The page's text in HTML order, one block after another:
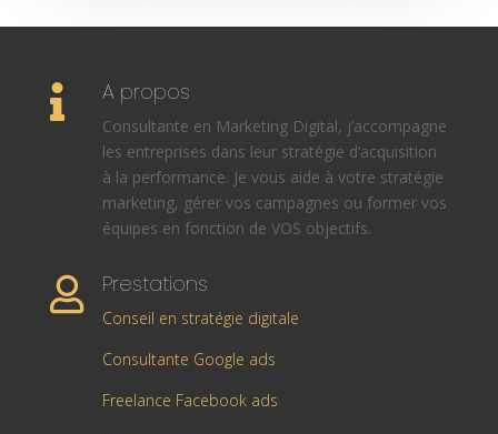
 A propos
Consultante en Marketing Digital, j’accompagne
les entreprises dans leur stratégie d’acquisition
à la performance. Je vous aide à votre stratégie
marketing, gérer vos campagnes ou former vos
équipes en fonction de VOS objectifs.
 Prestations
Conseil en stratégie digitale
Consultante Google ads
Freelance Facebook ads